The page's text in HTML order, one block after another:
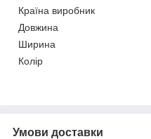
Країна виробник
Довжина
Ширина
Колір
Умови доставки